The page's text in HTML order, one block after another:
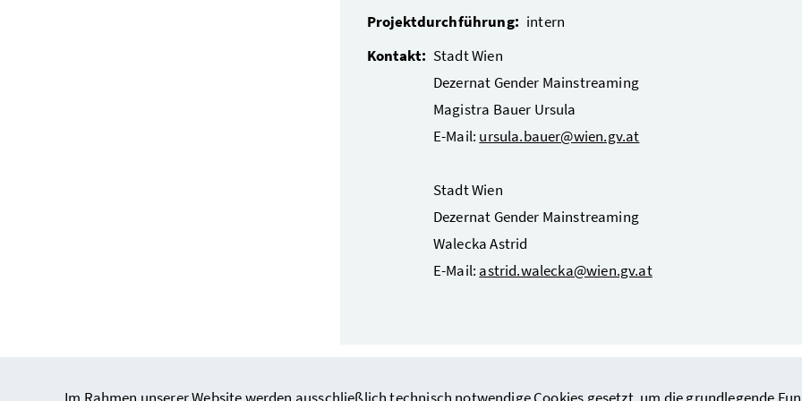
Projektdurchführung: intern
Kontakt: Stadt Wien
Dezernat Gender Mainstreaming
Magistra Bauer Ursula
E-Mail: ursula.bauer@wien.gv.at
Stadt Wien
Dezernat Gender Mainstreaming
Walecka Astrid
E-Mail: astrid.walecka@wien.gv.at